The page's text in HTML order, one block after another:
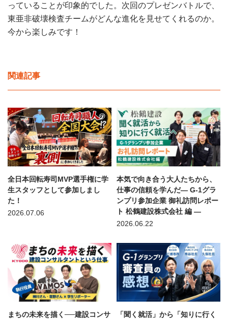
っていることが印象的でした。次回のプレゼンバトルで、
東亜非破壊検査チームがどんな進化を見せてくれるのか。
今から楽しみです！
関連記事
全日本回転寿司MVP選手権に学
生スタッフとして参加しまし
た！
2026.07.06
本気で向き合う大人たちから、
仕事の信頼を学んだ— G-1グラ
ンプリ参加企業 御礼訪問レポー
ト 松鶴建設株式会社 編 —
2026.06.22
まちの未来を描く──建設コンサ
「聞く就活」から「知りに行く